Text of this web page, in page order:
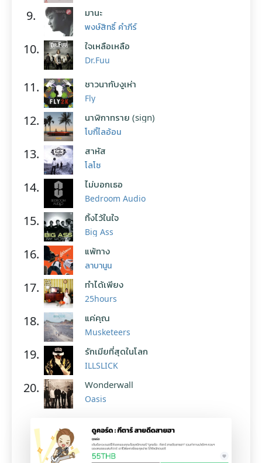
9. มานะ
พงษ์สิทธิ์ คำภีร์
10. ใจเหลือเหลือ
Dr.Fuu
11. ชาวนากับงูเห่า
Fly
12. นาฬิกาทราย (sign)
โบกี้ไลอ้อน
13. สาหัส
โลโซ
14. ไม่บอกเธอ
Bedroom Audio
15. ทิ้งไว้ในใจ
Big Ass
16. แพ้ทาง
ลาบานูน
17. ทำได้เพียง
25hours
18. แค่คุณ
Musketeers
19. รักเมียที่สุดในโลก
ILLSLICK
20. Wonderwall
Oasis